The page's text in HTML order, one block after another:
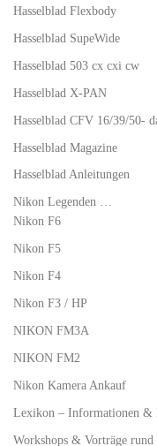
Hasselblad Flexbody
Hasselblad SupeWide
Hasselblad 503 cx cxi cw
Hasselblad X-PAN
Hasselblad CFV 16/39/50-
Hasselblad Magazine
Hasselblad Anleitungen
Nikon Legenden …
Nikon F6
Nikon F5
Nikon F4
Nikon F3 / HP
NIKON FM3A
NIKON FM2
Nikon Kamera Ankauf
Lexikon – Informationen &
Workshops & Vorträge